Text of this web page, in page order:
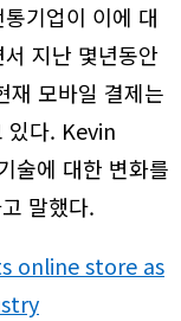
기업이 이에 대
지난 몇년동안
재 모바일 결제는
있다. Kevin
술에 대한 변화를
말했다.
online store as